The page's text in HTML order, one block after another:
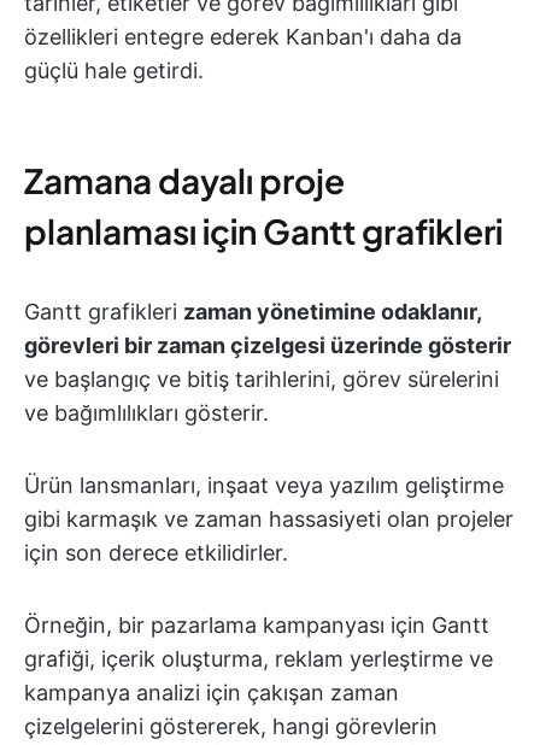
özellikleri entegre ederek Kanban'ı daha da
güçlü hale getirdi.
Zamana dayalı proje
planlaması için Gantt grafikleri
Gantt grafikleri zaman yönetimine odaklanır,
görevleri bir zaman çizelgesi üzerinde gösterir
ve başlangıç ve bitiş tarihlerini, görev sürelerini
ve bağımlılıkları gösterir.
Ürün lansmanları, inşaat veya yazılım geliştirme
gibi karmaşık ve zaman hassasiyeti olan projeler
için son derece etkilidirler.
Örneğin, bir pazarlama kampanyası için Gantt
grafiği, içerik oluşturma, reklam yerleştirme ve
kampanya analizi için çakışan zaman
çizelgelerini göstererek, hangi görevlerin